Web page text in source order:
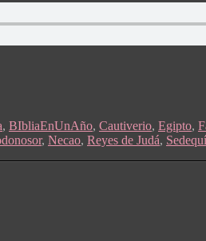
, BIbliaEnUnAño, Cautiverio, Egipto,
, Necao, Reyes de Judá,